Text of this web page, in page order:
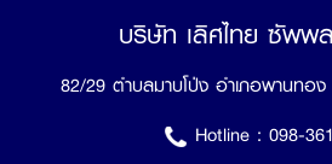
บริษัท เลิศไทย ซัพพ
82/29 ตำบลมาบโป่ง อำเภอพานทอ
Hotline : 098-